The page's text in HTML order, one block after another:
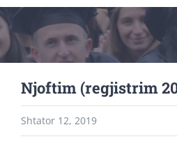
Njoftim (regjistrim
Shtator 12, 2019